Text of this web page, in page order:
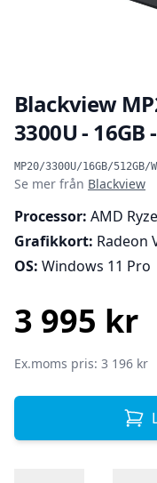
Blackview
3300U - 16GB
MP20/3300U/16GB/512GB/
Produktinformation
Se mer från Blackview
Processor: AMD
Grafikkort: Radeon
OS: Windows 11 Pro
3 995 kr
Ex.moms pris: 3 196 kr